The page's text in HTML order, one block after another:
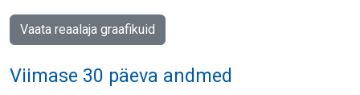
Vaata reaalaja graafikuid
Viimase 30 päeva andmed